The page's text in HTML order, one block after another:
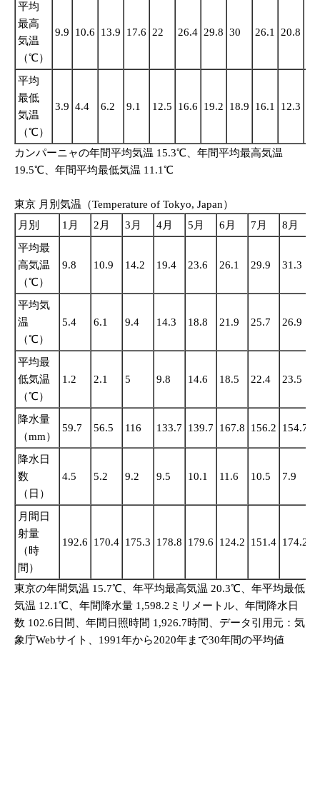
平均
最高
気温
（℃）
9.9 10.6 13.9 17.6 22 26.4 29.8 30 26.1 20.8
平均
最低
気温
（℃）
3.9 4.4 6.2 9.1 12.5 16.6 19.2 18.9 16.1 12.3
カンパーニャの年間平均気温 15.3℃、年間平均最高気温
19.5℃、年間平均最低気温 11.1℃
東京 月別気温（Temperature of Tokyo, Japan）
月別
1月 2月 3月 4月 5月 6月 7月 8月
平均最
高気温
（℃）
9.8 10.9 14.2 19.4 23.6 26.1 29.9 31.3
平均気
温
（℃）
5.4 6.1 9.4 14.3 18.8 21.9 25.7 26.9
平均最
低気温
（℃）
1.2 2.1 5 9.8 14.6 18.5 22.4 23.5
降水量
（mm）
59.7 56.5 116 133.7 139.7 167.8 156.2 154.7
降水日
数
（日）
4.5 5.2 9.2 9.5 10.1 11.6 10.5 7.9
月間日
射量
（時
間）
192.6 170.4 175.3 178.8 179.6 124.2 151.4 174.2
東京の年間気温 15.7℃、年平均最高気温 20.3℃、年平均最低
気温 12.1℃、年間降水量 1,598.2ミリメートル、年間降水日
数 102.6日間、年間日照時間 1,926.7時間、データ引用元：気
象庁Webサイト、1991年から2020年まで30年間の平均値